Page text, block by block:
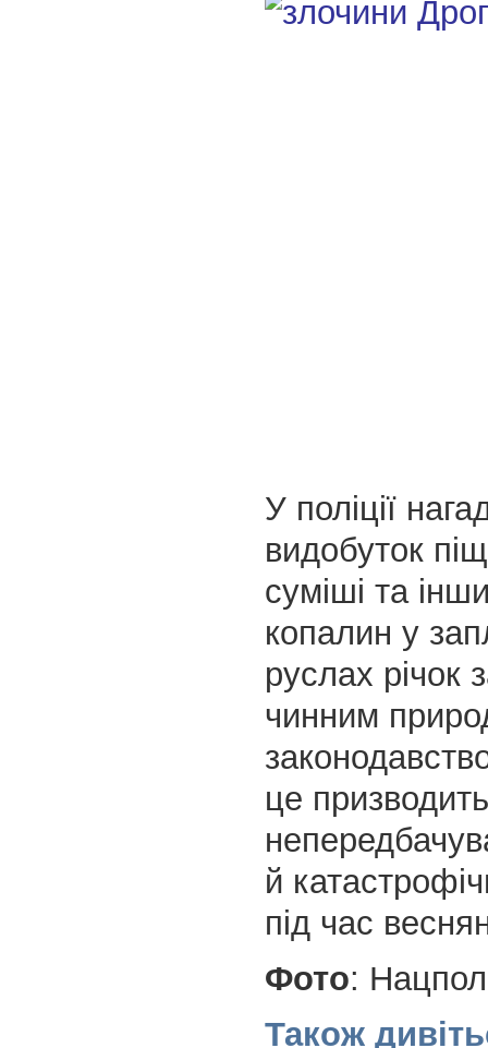
У поліції
видобуток
суміші та
копалин у
руслах річок
чинним
це
й
під час
Фото:
Також